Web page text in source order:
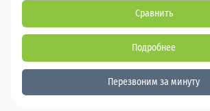
Сравнить
Подробнее
Перезвоним за минуту